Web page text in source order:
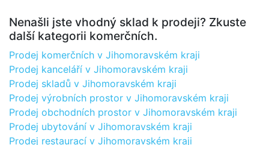
Nenašli jste vhodný sklad k prodeji? Zkuste
další kategorii komerčních.
Prodej komerčních v Jihomoravském kraji
Prodej kanceláří v Jihomoravském kraji
Prodej skladů v Jihomoravském kraji
Prodej výrobních prostor v Jihomoravském kraji
Prodej obchodních prostor v Jihomoravském kraji
Prodej ubytování v Jihomoravském kraji
Prodej restaurací v Jihomoravském kraji